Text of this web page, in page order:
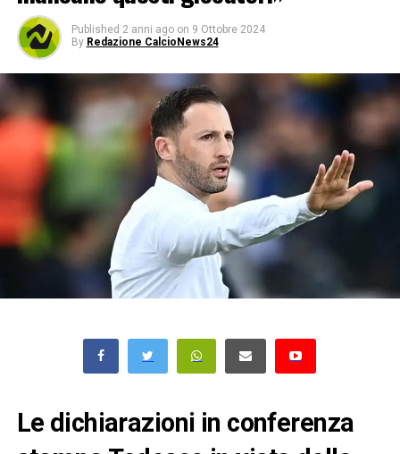
Published 2 anni ago on 9 Ottobre 2024
By Redazione CalcioNews24
Le dichiarazioni in conferenza